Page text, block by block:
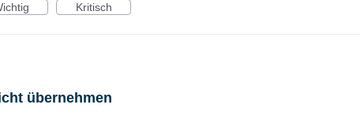
Kritisch
übernehmen